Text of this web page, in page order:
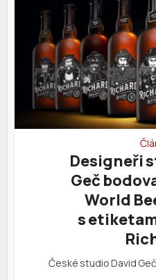
Designeři
Geč
World
s
České studio David